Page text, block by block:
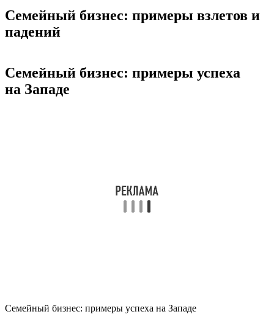
Семейный бизнес: примеры взлетов и
падений
Семейный бизнес: примеры успеха
на Западе
Семейный бизнес: примеры успеха на Западе